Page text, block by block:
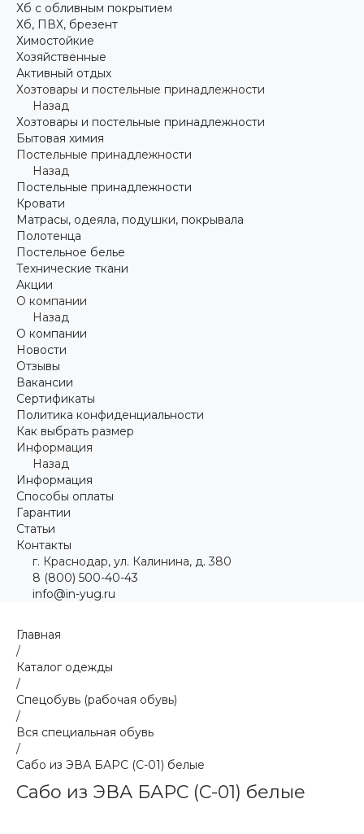
Хб с обливным покрытием
Хб, ПВХ, брезент
Химостойкие
Хозяйственные
Активный отдых
Хозтовары и постельные принадлежности
Назад
Хозтовары и постельные принадлежности
Бытовая химия
Постельные принадлежности
Назад
Постельные принадлежности
Кровати
Матрасы, одеяла, подушки, покрывала
Полотенца
Постельное белье
Технические ткани
Акции
О компании
Назад
О компании
Новости
Отзывы
Вакансии
Сертификаты
Политика конфиденциальности
Как выбрать размер
Информация
Назад
Информация
Способы оплаты
Гарантии
Статьи
Контакты
г. Краснодар, ул. Калинина, д. 380
8 (800) 500-40-43
info@in-yug.ru
Главная
/
Каталог одежды
/
Спецобувь (рабочая обувь)
/
Вся специальная обувь
/
Сабо из ЭВА БАРС (С-01) белые
Сабо из ЭВА БАРС (С-01) белые